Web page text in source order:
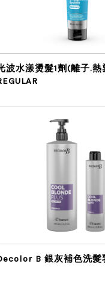
波水漾燙髮1劑(離子.熱
Decolor B 銀灰補色洗